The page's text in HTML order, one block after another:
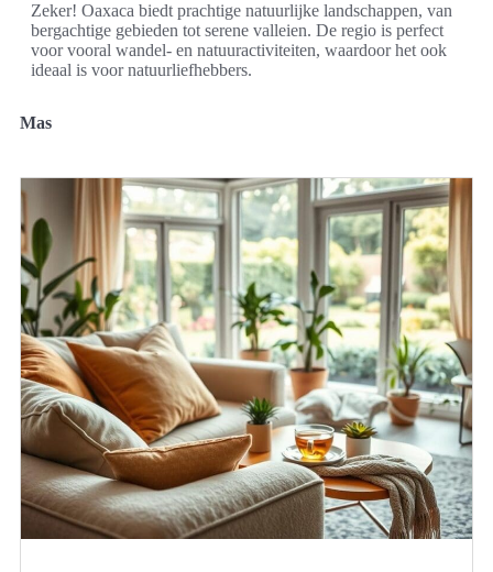
Zeker! Oaxaca biedt prachtige natuurlijke landschappen, van
bergachtige gebieden tot serene valleien. De regio is perfect
voor vooral wandel- en natuuractiviteiten, waardoor het ook
ideaal is voor natuurliefhebbers.
Mas